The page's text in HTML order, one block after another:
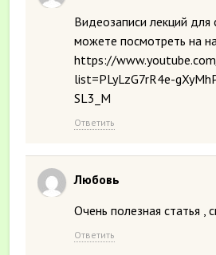
Видеозаписи лекций
можете посмотреть на
https://
list=PLyLzG7rR4e-
SL3_M
Ответить
Любовь
Очень полезная статья ,
Ответить